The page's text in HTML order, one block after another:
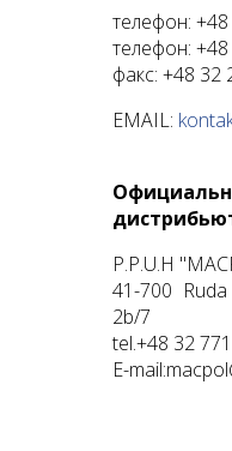
телефон:
телефон:
факс: +48 32
EMAIL:
P.P.U.H
41-700 Ruda
2b/7
tel.+48 32
E-